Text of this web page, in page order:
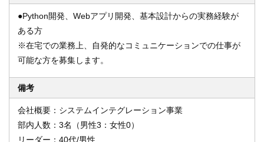
●Python開発、Webアプリ開発、基本設計からの実務経験が
ある方
※在宅での業務上、自発的なコミュニケーションでの仕事が
可能な方を募集します。
備考
会社概要：システムインテグレーション事業
部内人数：3名（男性3：女性0）
リーダー：40代/男性